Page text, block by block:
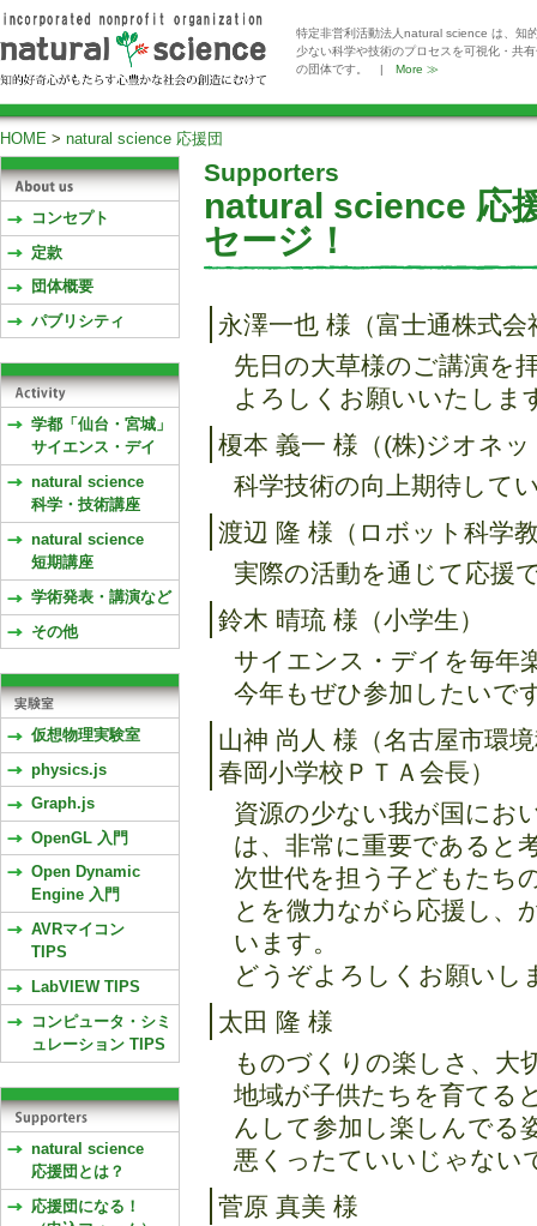
特定非営利活動法人natural science は、知
少ない科学や技術のプロセスを可視化・共
の団体です。 | More ≫
HOME > natural science 応援団
Supporters
natural science 応
セージ！
永澤一也 様（富士通株式会
先日の大草様のご講演を
よろしくお願いいたしま
榎本 義一 様（(株)ジオネ
科学技術の向上期待して
渡辺 隆 様（ロボット科学
実際の活動を通じて応援
鈴木 晴琉 様（小学生）
サイエンス・デイを毎年
今年もぜひ参加したいで
山神 尚人 様（名古屋市環
春岡小学校ＰＴＡ会長）
資源の少ない我が国にお
は、非常に重要であると
次世代を担う子どもたち
とを微力ながら応援し、
います。
どうぞよろしくお願いし
太田 隆 様
ものづくりの楽しさ、大
地域が子供たちを育てる
んして参加し楽しんでる
悪くったていいじゃない
菅原 真美 様
コンセプト
定款
団体概要
パブリシティ
学都「仙台・宮城」
サイエンス・デイ
natural science
科学・技術講座
natural science
短期講座
学術発表・講演など
その他
仮想物理実験室
physics.js
Graph.js
OpenGL 入門
Open Dynamic
Engine 入門
AVRマイコン
TIPS
LabVIEW TIPS
コンピュータ・シミ
ュレーション TIPS
natural science
応援団とは？
応援団になる！